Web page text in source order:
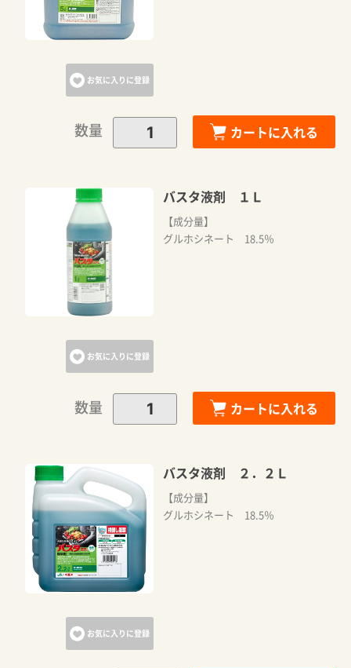
お気に入りに登録
数量 カートに入れる
お気に入りに登録
バスタ液剤 １Ｌ
【成分量】
グルホシネート 18.5％
数量 カートに入れる
お気に入りに登録
バスタ液剤 ２．２Ｌ
【成分量】
グルホシネート 18.5％